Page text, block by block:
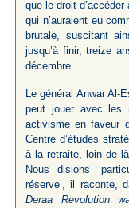
que le droit
qui n’auraient eu
brutale, suscitant
jusqu’à finir, treize
décembre.
Le général Anwar Al-
peut jouer avec les
activisme en faveur
Centre d’études
à la retraite, loin de
Nous disions
réserve’, il raconte,
Deraa Revolution